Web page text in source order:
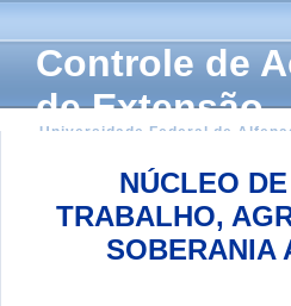
Controle de
de Extensão
Universidade Federal de
NÚCLEO
TRABALHO,
SOBERANIA